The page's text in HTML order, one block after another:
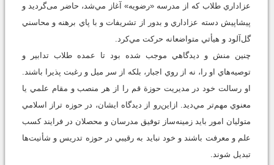
عزاداري طلاب که از مدرسه «رضويه» آغاز مي‌شد، حاضر می‌گردید و
پيشاپيش دسته عزاداري و بدور از تشريفات و با پاي برهنه و محاسني
گل‌آلود و هيأتي متواضعانه حرکت مي‌کرد.
چنين منش و ديدگاهي موجب شده بود تا عمده طلاب تدابير و
توصيه‌هاي او را، نه از روي اجبار، بلکه از سر ميل و رغبت پذيرا باشند.
او رسالت خود در مديريت حوزة قم را از هر منصب و مقام علمي يا
معنوي مهم‌تر مي‌ديد. ازاين‌رو از ديدگاه ایشان، در حوزه تراز اسلامي
متوليان امور ‌بايد زمينه‌ساز توفيق مدرسان و محصلان در فرايند کسب
علم و معرفت باشند و خود نبايد به رقيبي در حوزه تدريس و شأنيت‌ها
تبديل شوند.